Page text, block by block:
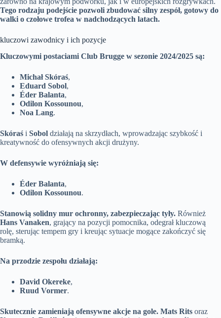
Tego rodzaju podejście pozwoli zbudować silny zespół, gotowy do
walki o czołowe trofea w nadchodzących latach.
kluczowi zawodnicy i ich pozycje
Kluczowymi postaciami Club Brugge w sezonie 2024/2025 są:
Michał Skóraś,
Eduard Sobol,
Éder Balanta,
Odilon Kossounou,
Noa Lang.
Skóraś i Sobol działają na skrzydłach, wprowadzając szybkość i
kreatywność do ofensywnych akcji drużyny.
W defensywie wyróżniają się:
Éder Balanta,
Odilon Kossounou.
Stanowią solidny mur ochronny, zabezpieczając tyły. Również
Hans Vanaken, grający na pozycji pomocnika, odegrał kluczową
rolę, sterując tempem gry i kreując sytuacje mogące zakończyć się
bramką.
Na przodzie zespołu działają:
David Okereke,
Ruud Vormer.
Skutecznie zamieniają ofensywne akcje na gole. Mats Rits oraz